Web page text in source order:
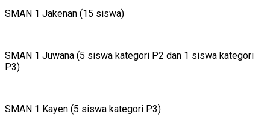
SMAN 1 Jakenan (15 siswa)
SMAN 1 Juwana (5 siswa kategori P2 dan 1 siswa kategori
P3)
SMAN 1 Kayen (5 siswa kategori P3)